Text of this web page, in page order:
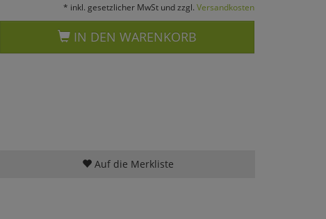
* inkl. gesetzlicher MwSt und zzgl. Versandkosten
IN DEN WARENKORB
Auf die Merkliste